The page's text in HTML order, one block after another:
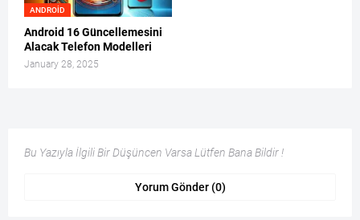
ANDROID
Android 16 Güncellemesini
Alacak Telefon Modelleri
January 28, 2025
Bu Yazıyla İlgili Bir Düşüncen Varsa Lütfen Bana Bildir !
Yorum Gönder (0)